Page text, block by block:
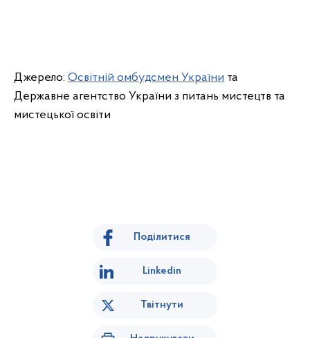
Джерело: Освітній омбудсмен України та
Державне агентство України з питань мистецтв та
мистецької освіти
Поділитися
Linkedin
Твітнути